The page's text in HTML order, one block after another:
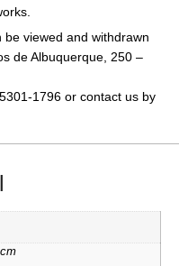
viewed and withdrawn
de Albuquerque, 250 –
1796 or contact us by